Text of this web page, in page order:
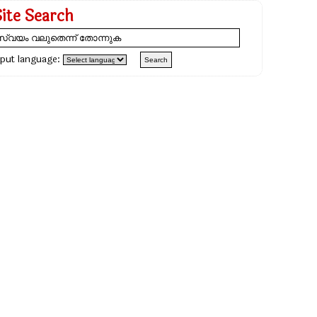
Search
language: